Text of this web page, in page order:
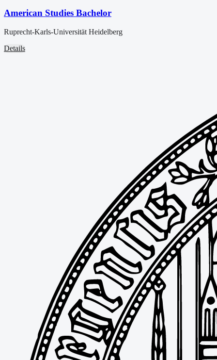
American Studies Bachelor
Ruprecht-Karls-Universität Heidelberg
Details